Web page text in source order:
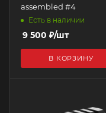
assembled #4
Есть в наличии
9 500 ₽/шт
В КОРЗИНУ